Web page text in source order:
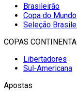
Brasileirão
Copa do Mundo
Seleção
COPAS
Libertadores
Sul-Americana
Apostas